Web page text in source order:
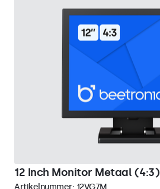
12 Inch Monitor Metaal (4:3)
Artikelnummer: 12VG7M